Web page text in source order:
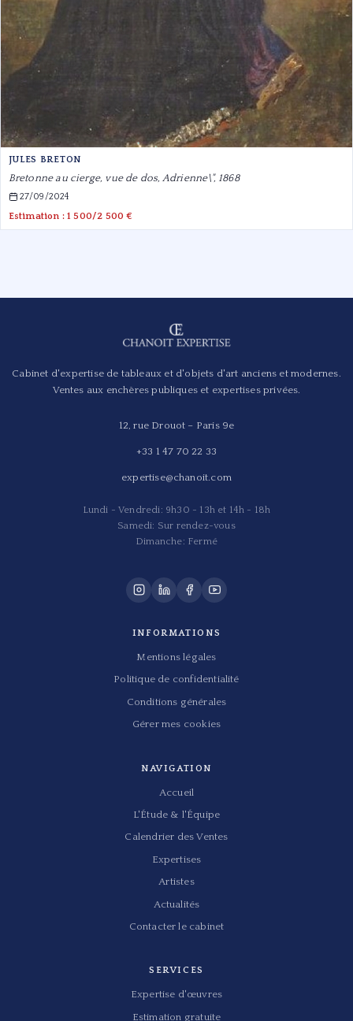
JULES BRETON
Bretonne au cierge, vue de dos, Adrienne\", 1868
27/09/2024
Estimation : 1 500/2 500 €
Cabinet d'expertise de tableaux et d'objets d'art anciens et modernes.
Ventes aux enchères publiques et expertises privées.
12, rue Drouot – Paris 9e
+33 1 47 70 22 33
expertise@chanoit.com
Lundi - Vendredi: 9h30 - 13h et 14h - 18h
Samedi: Sur rendez-vous
Dimanche: Fermé
INFORMATIONS
Mentions légales
Politique de confidentialité
Conditions générales
Gérer mes cookies
NAVIGATION
Accueil
L'Étude & l'Équipe
Calendrier des Ventes
Expertises
Artistes
Actualités
Contacter le cabinet
SERVICES
Expertise d'œuvres
Estimation gratuite